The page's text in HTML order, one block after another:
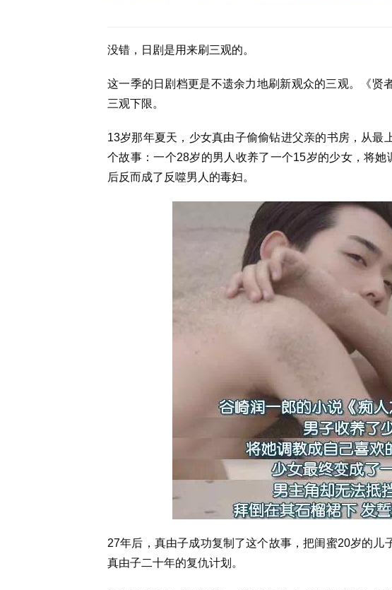
没错，日剧是用来刷三观的。
这一季的日剧档更是不遗余力地刷新观众的三观。《贤
三观下限。
13岁那年夏天，少女真由子偷偷钻进父亲的书房，从最
个故事：一个28岁的男人收养了一个15岁的少女，将她
后反而成了反噬男人的毒妇。
27年后，真由子成功复制了这个故事，把闺蜜20岁的儿
真由子二十年的复仇计划。